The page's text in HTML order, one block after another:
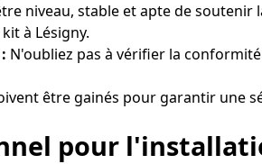
niveau, stable et apte de
à Lésigny.
N'oubliez pas à vérifier la
être gainés pour garantir une
pour